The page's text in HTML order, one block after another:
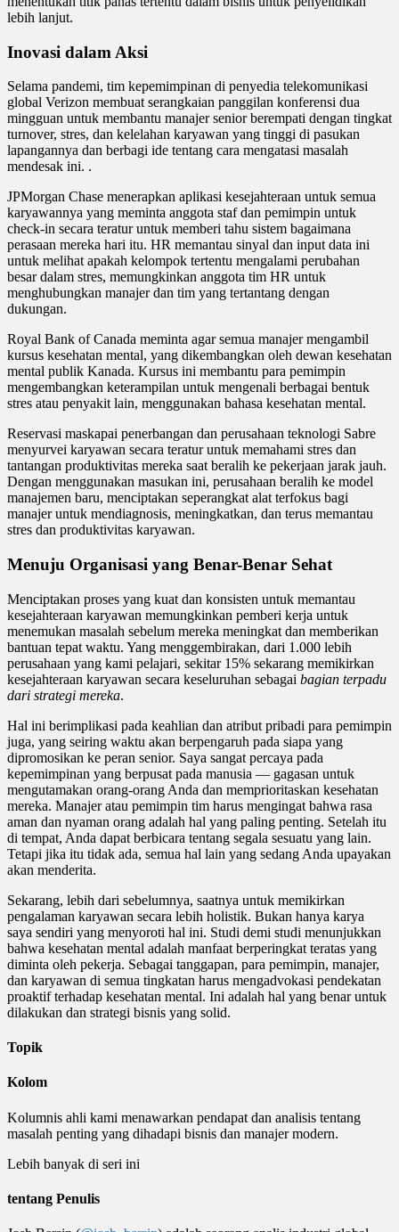
lebih lanjut.
Inovasi dalam Aksi
Selama pandemi, tim kepemimpinan di penyedia telekomunikasi
global Verizon membuat serangkaian panggilan konferensi dua
mingguan untuk membantu manajer senior berempati dengan tingkat
turnover, stres, dan kelelahan karyawan yang tinggi di pasukan
lapangannya dan berbagi ide tentang cara mengatasi masalah
mendesak ini. .
JPMorgan Chase menerapkan aplikasi kesejahteraan untuk semua
karyawannya yang meminta anggota staf dan pemimpin untuk
check-in secara teratur untuk memberi tahu sistem bagaimana
perasaan mereka hari itu. HR memantau sinyal dan input data ini
untuk melihat apakah kelompok tertentu mengalami perubahan
besar dalam stres, memungkinkan anggota tim HR untuk
menghubungkan manajer dan tim yang tertantang dengan
dukungan.
Royal Bank of Canada meminta agar semua manajer mengambil
kursus kesehatan mental, yang dikembangkan oleh dewan kesehatan
mental publik Kanada. Kursus ini membantu para pemimpin
mengembangkan keterampilan untuk mengenali berbagai bentuk
stres atau penyakit lain, menggunakan bahasa kesehatan mental.
Reservasi maskapai penerbangan dan perusahaan teknologi Sabre
menyurvei karyawan secara teratur untuk memahami stres dan
tantangan produktivitas mereka saat beralih ke pekerjaan jarak jauh.
Dengan menggunakan masukan ini, perusahaan beralih ke model
manajemen baru, menciptakan seperangkat alat terfokus bagi
manajer untuk mendiagnosis, meningkatkan, dan terus memantau
stres dan produktivitas karyawan.
Menuju Organisasi yang Benar-Benar Sehat
Menciptakan proses yang kuat dan konsisten untuk memantau
kesejahteraan karyawan memungkinkan pemberi kerja untuk
menemukan masalah sebelum mereka meningkat dan memberikan
bantuan tepat waktu. Yang menggembirakan, dari 1.000 lebih
perusahaan yang kami pelajari, sekitar 15% sekarang memikirkan
kesejahteraan karyawan secara keseluruhan sebagai bagian terpadu
dari strategi mereka.
Hal ini berimplikasi pada keahlian dan atribut pribadi para pemimpin
juga, yang seiring waktu akan berpengaruh pada siapa yang
dipromosikan ke peran senior. Saya sangat percaya pada
kepemimpinan yang berpusat pada manusia — gagasan untuk
mengutamakan orang-orang Anda dan memprioritaskan kesehatan
mereka. Manajer atau pemimpin tim harus mengingat bahwa rasa
aman dan nyaman orang adalah hal yang paling penting. Setelah itu
di tempat, Anda dapat berbicara tentang segala sesuatu yang lain.
Tetapi jika itu tidak ada, semua hal lain yang sedang Anda upayakan
akan menderita.
Sekarang, lebih dari sebelumnya, saatnya untuk memikirkan
pengalaman karyawan secara lebih holistik. Bukan hanya karya
saya sendiri yang menyoroti hal ini. Studi demi studi menunjukkan
bahwa kesehatan mental adalah manfaat berperingkat teratas yang
diminta oleh pekerja. Sebagai tanggapan, para pemimpin, manajer,
dan karyawan di semua tingkatan harus mengadvokasi pendekatan
proaktif terhadap kesehatan mental. Ini adalah hal yang benar untuk
dilakukan dan strategi bisnis yang solid.
Topik
Kolom
Kolumnis ahli kami menawarkan pendapat dan analisis tentang
masalah penting yang dihadapi bisnis dan manajer modern.
Lebih banyak di seri ini
tentang Penulis